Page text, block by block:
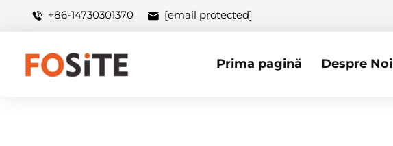
+86-14730301370 [email protected]
Prima pagină Despre Noi